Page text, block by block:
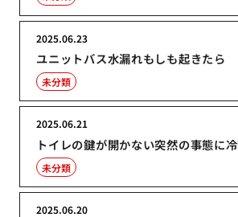
ユニットバス水漏れもしも起きたら
2025.06.23
未分類
トイレの鍵が開かない突然の事態に
2025.06.21
未分類
2025.06.20